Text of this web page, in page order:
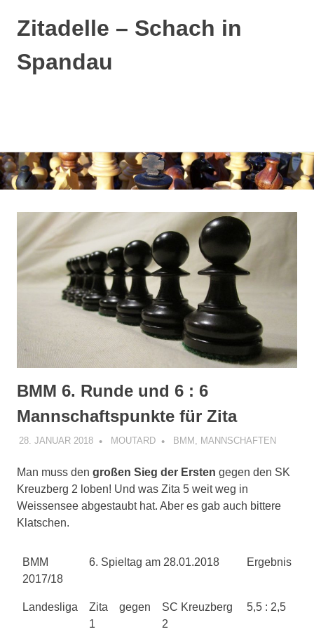
Zum
Inhalt
springen
Zitadelle – Schach in
Spandau
BMM 6. Runde und 6 : 6
Mannschaftspunkte für Zita
28. JANUAR 2018 MOUTARD BMM MANNSCHAFTEN
Man muss den großen Sieg der Ersten gegen den SK
Kreuzberg 2 loben! Und was Zita 5 weit weg in
Weissensee abgestaubt hat. Aber es gab auch bittere
Klatschen.
BMM
2017/18
6. Spieltag am 28.01.2018 Ergebnis
Landesliga
Zita
1
gegen
SC Kreuzberg
2
5,5 : 2,5